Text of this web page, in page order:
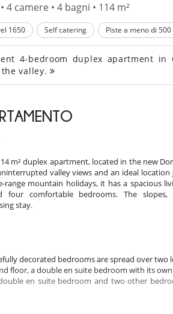
4 camere • 4 bagni • 114 m²
1650 Self catering Piste a meno di
4-bedroom duplex apartment in
the valley.
m² duplex apartment, located in the new
valley views and an ideal
range mountain holidays, it has a spacious
four comfortable bedrooms. The
stay.
decorated bedrooms are spread over two
floor, a double en suite bedroom with its
en suite bedroom and two other